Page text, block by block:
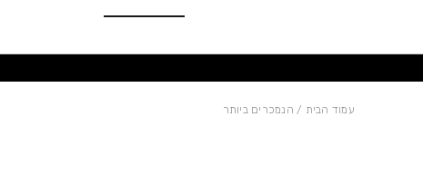
עמוד הבית / הנמכרים ביותר